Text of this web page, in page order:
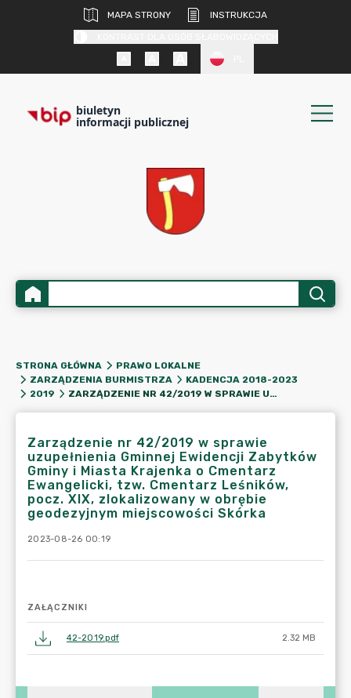
MAPA STRONY
INSTRUKCJA
biuletyn
informacji publicznej
STRONA GŁÓWNA
PRAWO LOKALNE
ZARZĄDZENIA BURMISTRZA
KADENCJA 2018-2023
2019
ZARZĄDZENIE NR 42/2019 W SPRAWIE UZUPEŁNIENIA GMINNEJ EWIDENCJI ZABYTKÓW GMINY I MIASTA KRAJENKA O CMENTARZ EWANGELICKI, TZW. CMENTARZ LEŚNIKÓW, POCZ. XIX, ZLOKALIZOWANY W OBRĘBIE GEODEZYJNYM MIEJSCOWOŚCI SKÓRKA
Zarządzenie nr 42/2019 w sprawie
uzupełnienia Gminnej Ewidencji Zabytków
Gminy i Miasta Krajenka o Cmentarz
Ewangelicki, tzw. Cmentarz Leśników,
pocz. XIX, zlokalizowany w obrębie
geodezyjnym miejscowości Skórka
2023-08-26 00:19
ZAŁĄCZNIKI
42-2019.pdf 2.32 MB